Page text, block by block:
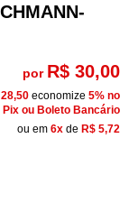
por R$ 30,00
economize 5% no
Pix ou Boleto Bancário
ou em 6x de R$ 5,72